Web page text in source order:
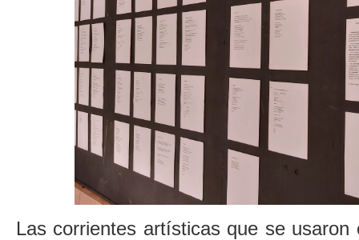
Las corrientes artísticas que se usaron